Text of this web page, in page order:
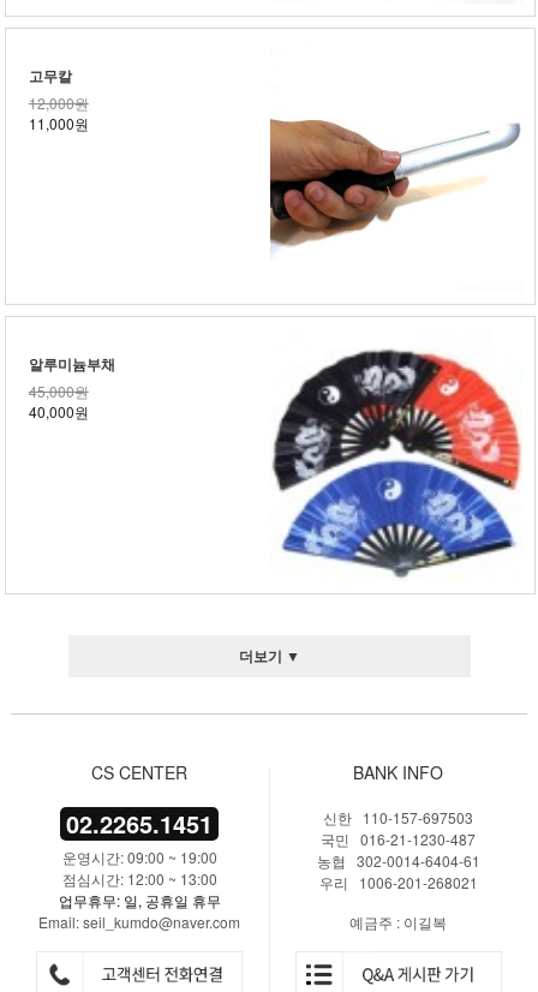
고무칼
12,000원
11,000원
알루미늄부채
45,000원
40,000원
더보기 ▼
CS CENTER
02.2265.1451
운영시간: 09:00 ~ 19:00
점심시간: 12:00 ~ 13:00
업무휴무: 일, 공휴일 휴무
Email: seil_kumdo@naver.com
BANK INFO
신한 110-157-697503
국민 016-21-1230-487
농협 302-0014-6404-61
우리 1006-201-268021
예금주 : 이길복